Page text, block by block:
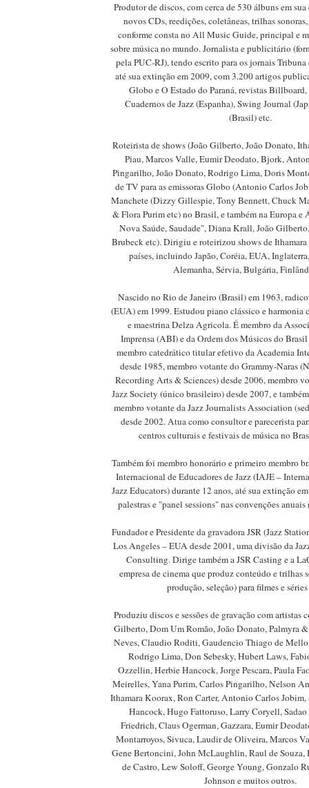
Produtor de discos, com cerca de 530 álbuns em
novos CDs, reedições, coletâneas, trilhas
conforme consta no All Music Guide, principal e
sobre música no mundo. Jornalista e publicitário
pela PUC-RJ), tendo escrito para os jornais Tribuna
até sua extinção em 2009, com 3.200 artigos
Globo e O Estado do Paraná, revistas
Cuadernos de Jazz (Espanha), Swing Journal
(Brasil) etc.
Roteirista de shows (João Gilberto, João Donato,
Piau, Marcos Valle, Eumir Deodato, Bjork,
Pingarilho, João Donato, Rodrigo Lima, Doris
de TV para as emissoras Globo (Antonio Carlos
Manchete (Dizzy Gillespie, Tony Bennett, Chuck
& Flora Purim etc) no Brasil, e também na Europa e
Nova Saúde, Saudade", Diana Krall, João
Brubeck etc). Dirigiu e roteirizou shows de
países, incluindo Japão, Coréia, EUA,
Alemanha, Sérvia, Bulgária,
Nascido no Rio de Janeiro (Brasil) em 1963,
(EUA) em 1999. Estudou piano clássico e harmonia
e maestrina Delza Agricola. É membro da
Imprensa (ABI) e da Ordem dos Músicos do
membro catedrático titular efetivo da Academia
desde 1985, membro votante do Grammy-Naras
Recording Arts & Sciences) desde 2006, membro
Jazz Society (único brasileiro) desde 2007, e
membro votante da Jazz Journalists Association
desde 2002. Atua como consultor e parecerista
centros culturais e festivais de música no
Também foi membro honorário e primeiro membro
Internacional de Educadores de Jazz (IAJE –
Jazz Educators) durante 12 anos, até sua extinção
palestras e "panel sessions" nas convenções
Fundador e Presidente da gravadora JSR (Jazz
Los Angeles – EUA desde 2001, uma divisão da
Consulting. Dirige também a JSR Casting e a
empresa de cinema que produz conteúdo e trilhas
produção, seleção) para filmes e
Produziu discos e sessões de gravação com artistas
Gilberto, Dom Um Romão, João Donato, Palmyra
Neves, Claudio Roditi, Gaudencio Thiago de
Rodrigo Lima, Don Sebesky, Hubert Laws,
Ozzellin, Herbie Hancock, Jorge Pescara, Paula
Meirelles, Yana Purim, Carlos Pingarilho, Nelson
Ithamara Koorax, Ron Carter, Antonio Carlos
Hancock, Hugo Fattoruso, Larry Coryell, Sadao
Friedrich, Claus Ogerman, Gazzara, Eumir
Montarroyos, Sivuca, Laudir de Oliveira, Marcos
Gene Bertoncini, John McLaughlin, Raul de Souza,
de Castro, Lew Soloff, George Young, Gonzalo
Johnson e muitos outros.